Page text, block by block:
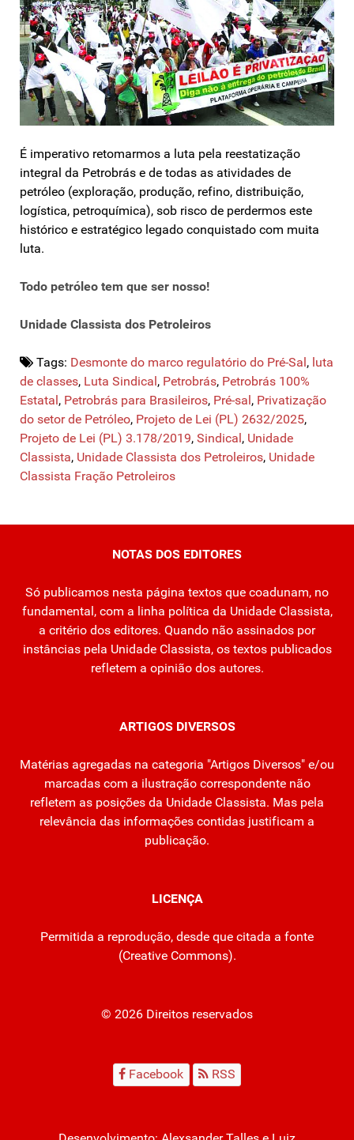
É imperativo retomarmos a luta pela reestatização
integral da Petrobrás e de todas as atividades de
petróleo (exploração, produção, refino, distribuição,
logística, petroquímica), sob risco de perdermos este
histórico e estratégico legado conquistado com muita
luta.
Todo petróleo tem que ser nosso!
Unidade Classista dos Petroleiros
Tags: Desmonte do marco regulatório do Pré-Sal, luta
de classes, Luta Sindical, Petrobrás, Petrobrás 100%
Estatal, Petrobrás para Brasileiros, Pré-sal, Privatização
do setor de Petróleo, Projeto de Lei (PL) 2632/2025,
Projeto de Lei (PL) 3.178/2019, Sindical, Unidade
Classista, Unidade Classista dos Petroleiros, Unidade
Classista Fração Petroleiros
NOTAS DOS EDITORES
Só publicamos nesta página textos que coadunam, no
fundamental, com a linha política da Unidade Classista,
a critério dos editores. Quando não assinados por
instâncias pela Unidade Classista, os textos publicados
refletem a opinião dos autores.
ARTIGOS DIVERSOS
Matérias agregadas na categoria "Artigos Diversos" e/ou
marcadas com a ilustração correspondente não
refletem as posições da Unidade Classista. Mas pela
relevância das informações contidas justificam a
publicação.
LICENÇA
Permitida a reprodução, desde que citada a fonte
(Creative Commons).
© 2026 Direitos reservados
Facebook RSS